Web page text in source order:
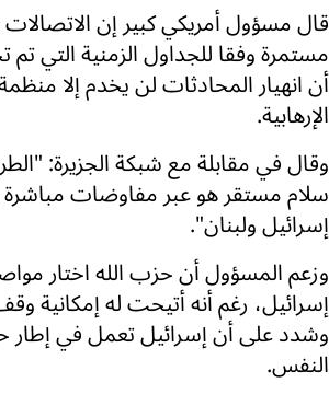
قال مسؤول أمريكي كبير إن الاتصالات
مستمرة وفقا للجداول الزمنية التي
أن انهيار المحادثات لن يخدم إلا
الإرهابية.
وقال في مقابلة مع شبكة الجزيرة:
سلام مستقر هو عبر مفاوضات
إسرائيل ولبنان".
وزعم المسؤول أن حزب الله اختار
إسرائيل، رغم أنه أتيحت له إمكانية
وشدد على أن إسرائيل تعمل في إطار
النفس.